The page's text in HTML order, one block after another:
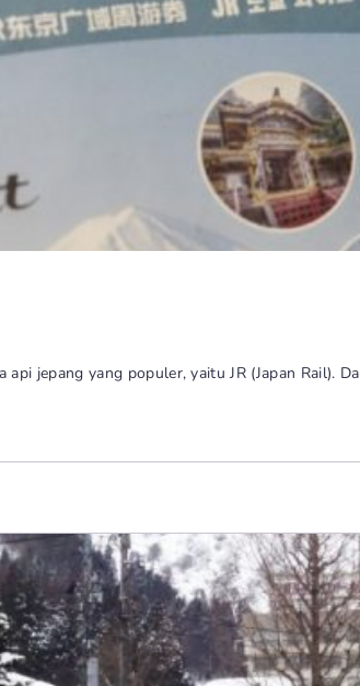
jepang yang populer, yaitu JR (Japan Rail).